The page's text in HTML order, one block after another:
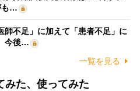
も…
師不足」に加えて「患者不足」に
今後…
一覧を見る
みた、使ってみた